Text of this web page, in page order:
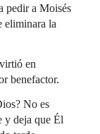
pedir a Moisés
eliminara la
en
benefactor.
No es
y deja que Él